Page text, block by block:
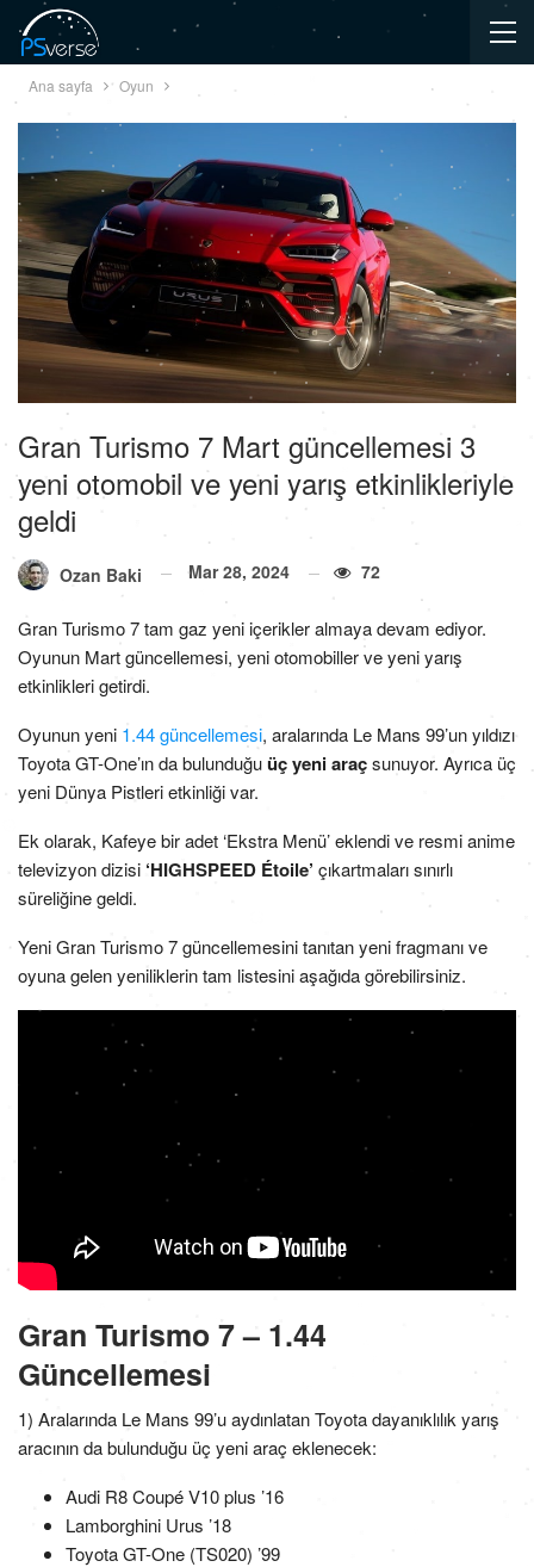
Ana sayfa Oyun
Gran Turismo 7 Mart güncellemesi 3
yeni otomobil ve yeni yarış etkinlikleriyle
geldi
Ozan Baki Mar 28, 2024 72
Gran Turismo 7 tam gaz yeni içerikler almaya devam ediyor.
Oyunun Mart güncellemesi, yeni otomobiller ve yeni yarış
etkinlikleri getirdi.
Oyunun yeni 1.44 güncellemesi, aralarında Le Mans 99’un yıldızı
Toyota GT-One’ın da bulunduğuüç yeni araçsunuyor. Ayrıca üç
yeni Dünya Pistleri etkinliği var.
Ek olarak, Kafeye bir adet ‘Ekstra Menü’ eklendi ve resmi anime
televizyon dizisi ‘HIGHSPEED Étoile’ çıkartmaları sınırlı
süreliğine geldi.
Yeni Gran Turismo 7 güncellemesini tanıtan yeni fragmanı ve
oyuna gelen yeniliklerin tam listesini aşağıda görebilirsiniz.
Gran Turismo 7 – 1.44
Güncellemesi
1) Aralarında Le Mans 99’u aydınlatan Toyota dayanıklılık yarış
aracının da bulunduğu üç yeni araç eklenecek:
Audi R8 Coupé V10 plus ’16
Lamborghini Urus ’18
Toyota GT-One (TS020) ’99